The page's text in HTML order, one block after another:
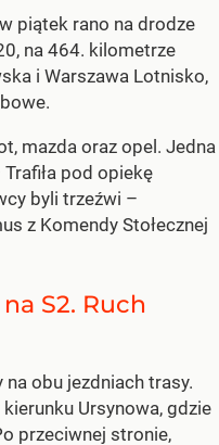
piątek rano na drodze
na 464. kilometrze
i Warszawa Lotnisko,
mazda oraz opel. Jedna
pod opiekę
byli trzeźwi –
z Komendy Stołecznej
S2. Ruch
obu jezdniach trasy.
Ursynowa, gdzie
przeciwnej stronie,